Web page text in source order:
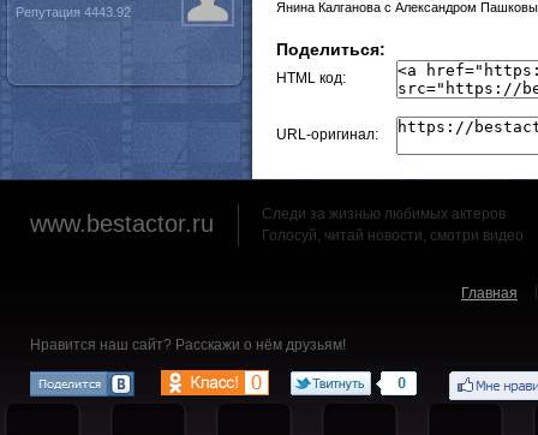
Янина Калганова с Александром
Поделиться:
HTML код:
URL-оригинал:
Репутация 4443.92
www.bestactor.ru
Следи за жизнью любимых актеров
Голосуй, читай новости, смотри видео
Главная
Нравится наш сайт? Расскажи о нём друзьям!